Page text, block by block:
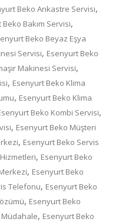
Beko Ankastre Servisi,
Bakım Servisi,
Beko Beyaz Eşya
Servisi, Esenyurt Beko
Makinesi Servisi,
, Esenyurt Beko Klima
, Esenyurt Beko Klima
Beko Kombi Servisi,
, Esenyurt Beko Müşteri
, Esenyurt Beko Servis
, Esenyurt Beko
, Esenyurt Beko
Telefonu, Esenyurt Beko
, Esenyurt Beko
, Esenyurt Beko